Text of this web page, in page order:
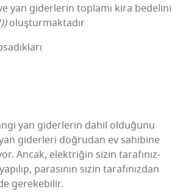
yan gider­le­rin top­la­mı kira bede­li­ni
oluşturmaktadır
yan gider­le­rin dahil oldu­ğu­nu
gider­le­ri doğ­ru­dan ev sahi­bi­ne
Ancak, elekt­ri­ğin sizin tara­fı­nız­
para­sı­nın sizin tara­fı­nız­dan
gerekebilir.